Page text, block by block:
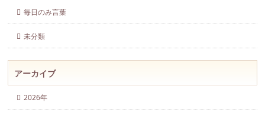
毎日のみ言葉
未分類
アーカイブ
2026年